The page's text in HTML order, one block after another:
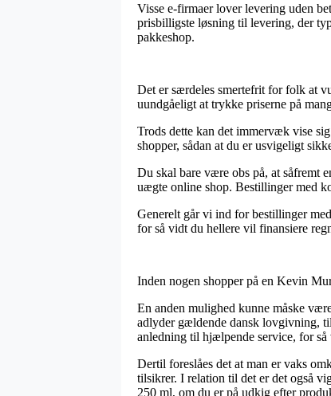
Visse e-firmaer lover levering uden
prisbilligste løsning til levering, der
pakkeshop.
Det er særdeles smertefrit for folk at
uundgåeligt at trykke priserne på
Trods dette kan det immervæk vise
shopper, sådan at du er usvigeligt
Du skal bare være obs på, at såfremt
uægte online shop. Bestillinger med
Generelt går vi ind for bestillinger
for så vidt du hellere vil finansiere
Inden nogen shopper på en Kevin
En anden mulighed kunne måske
adlyder gældende dansk lovgivning,
anledning til hjælpende service, for
Dertil foreslåes det at man er vaks
tilsikrer. I relation til det er det også
250 ml, om du er på udkig efter